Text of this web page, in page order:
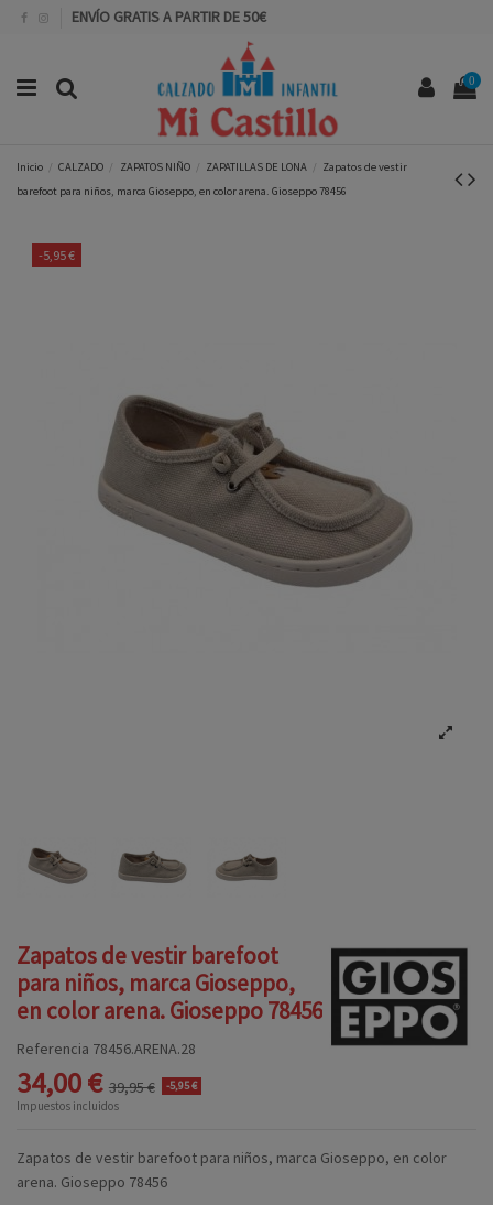
ENVÍO GRATIS A PARTIR DE 50€
0
Inicio CALZADO ZAPATOS NIÑO ZAPATILLAS DE LONA
Zapatos de vestir
barefoot para niños, marca Gioseppo, en color arena. Gioseppo 78456
-5,95 €
Zapatos de vestir barefoot
para niños, marca Gioseppo,
en color arena. Gioseppo 78456
Referencia 78456.ARENA.28
34,00 € 39,95 € -5,95 €
Impuestos incluidos
Zapatos de vestir barefoot para niños, marca Gioseppo, en color
arena. Gioseppo 78456